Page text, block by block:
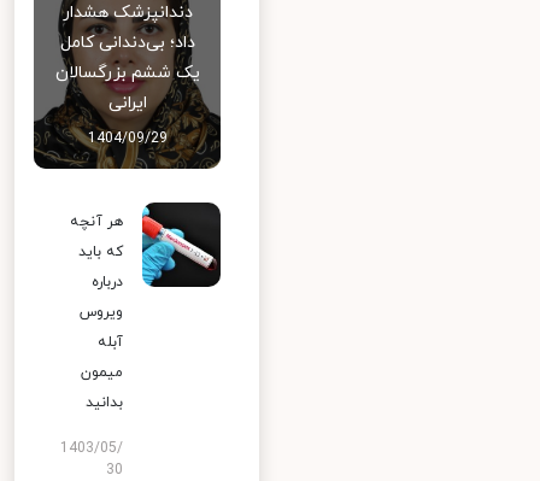
دندانپزشک هشدار
داد؛ بی‌دندانی کامل
یک ششم بزرگسالان
ایرانی
1404/09/29
هر آنچه
که باید
درباره
ویروس
آبله
میمون
بدانید
1403/05/
30